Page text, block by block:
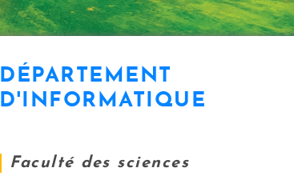
DÉPARTEMENT
D'INFORMATIQUE
Faculté des sciences